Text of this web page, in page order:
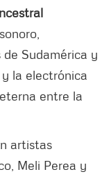
Sudamérica y
la electrónica
entre la
artistas
Meli Perea y